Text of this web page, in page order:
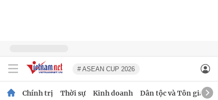
# ASEAN CUP 2026
Chính trị Thời sự Kinh doanh Dân tộc và Tôn giáo